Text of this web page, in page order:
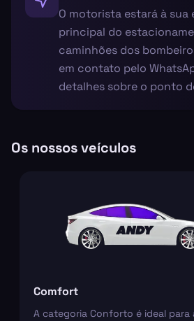
O motorista estará à sua
principal do
caminhões dos
em contato pelo
detalhes sobre o ponto
Os nossos veículos
Comfort
A categoria Conforto é ideal para